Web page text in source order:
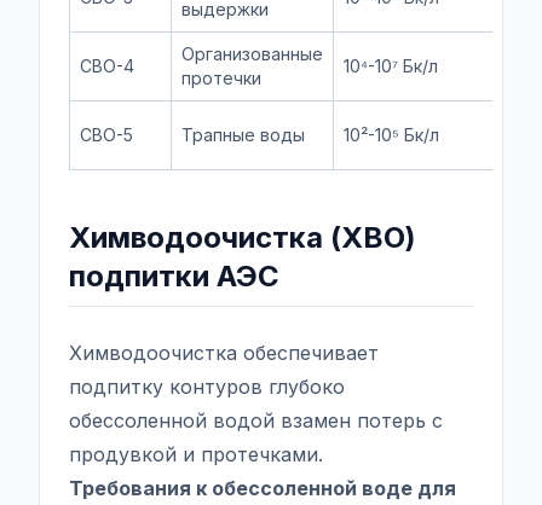
выдержки
СВО-4
Организованные
протечки
10⁴-10⁷ Бк/л
СВО-5 Трапные воды 10²-10⁵ Бк/л
Химводоочистка (ХВО)
подпитки АЭС
Химводоочистка обеспечивает
подпитку контуров глубоко
обессоленной водой взамен потерь с
продувкой и протечками.
Требования к обессоленной воде для